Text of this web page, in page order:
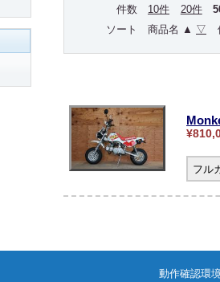
件数
10件 20件
ソート
商品名 ▲ ▽
フル
動作確認環